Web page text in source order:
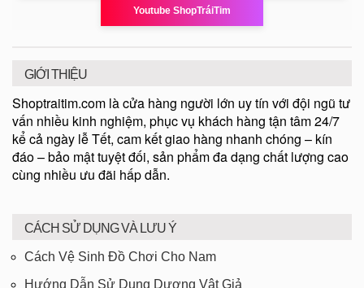
Youtube ShopTráiTim
GIỚI THIỆU
Shoptraitim.com là cửa hàng người lớn uy tín với đội ngũ tư
vấn nhiều kinh nghiệm, phục vụ khách hàng tận tâm 24/7
kể cả ngày lễ Tết, cam kết giao hàng nhanh chóng – kín
đáo – bảo mật tuyệt đối, sản phẩm đa dạng chất lượng cao
cùng nhiều ưu đãi hấp dẫn.
CÁCH SỬ DỤNG VÀ LƯU Ý
Cách Vệ Sinh Đồ Chơi Cho Nam
Hướng Dẫn Sử Dụng Dương Vật Giả